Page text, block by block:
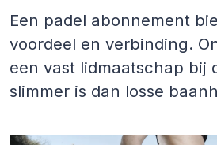
Een padel abonnement
voordeel en verbinding.
een vast lidmaatschap bij
slimmer is dan losse